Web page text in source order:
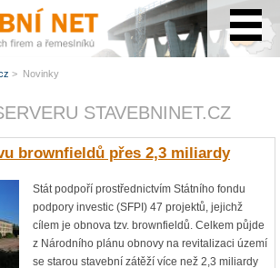
STAVEBNINET.CZ
brownfieldů přes 2,3 miliardy
Stát podpoří prostřednictvím Státního fondu
podpory investic (SFPI) 47 projektů, jejichž
cílem je obnova tzv. brownfieldů. Celkem půjde
z Národního plánu obnovy na revitalizaci území
se starou stavební zátěží více než 2,3 miliardy
> Novinky